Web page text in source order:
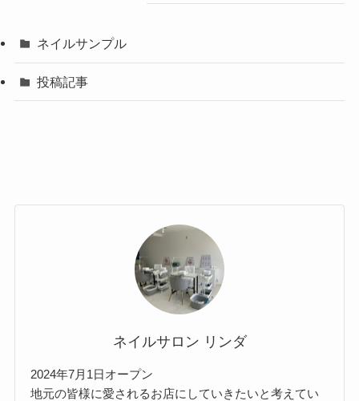
ネイルサンプル
投稿記事
ネイルサロン リンダ
2024年7月1日オープン
地元の皆様に愛されるお店にしていきたいと考えてい